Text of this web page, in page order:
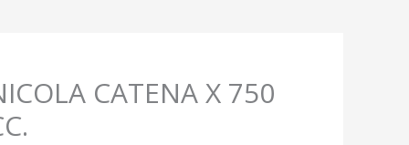
CATENA X 750